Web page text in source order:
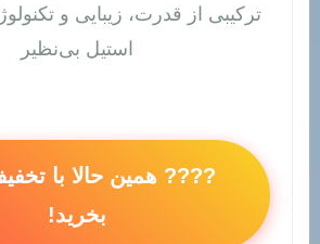
ترکیبی از قدرت، زیبایی و
استیل بی‌نظیر
???? همین حالا با
بخرید!